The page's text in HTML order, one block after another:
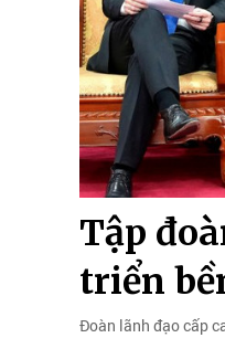
Tập
triển
Đoàn lãnh đạo cấp